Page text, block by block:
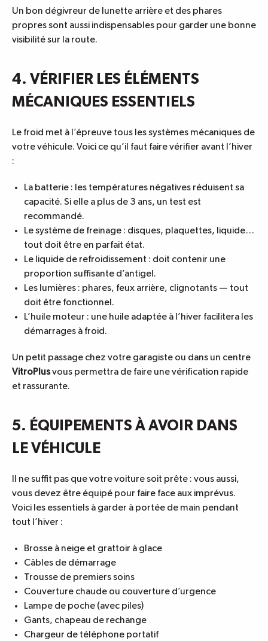
Un bon dégivreur de lunette arrière et des phares
propressont aussi indispensables pour garder une bonne
visibilité sur la route.
4. VÉRIFIER LES ÉLÉMENTS
MÉCANIQUES ESSENTIELS
Le froid met à l’épreuve tous les systèmes mécaniques de
votre véhicule. Voici ce qu’il faut faire vérifier avant l’hiver
:
La batterie : les températures négatives réduisent sa
capacité. Si elle a plus de 3 ans, un test est
recommandé.
Le système de freinage : disques, plaquettes, liquide…
tout doit être en parfait état.
Le liquide de refroidissement : doit contenir une
proportion suffisante d’antigel.
Les lumières : phares, feux arrière, clignotants — tout
doit être fonctionnel.
L’huile moteur : une huile adaptée à l’hiver facilitera les
démarrages à froid.
Un petit passage chez votre garagiste ou dans un centre
VitroPlusvous permettra de faire une vérification rapide
et rassurante.
5. ÉQUIPEMENTS À AVOIR DANS
LE VÉHICULE
Il ne suffit pas que votre voiture soit prête : vous aussi,
vous devez être équipé pour faire face aux imprévus.
Voici les essentiels à garder à portée de main pendant
tout l’hiver :
Brosse à neige et grattoir à glace
Câbles de démarrage
Trousse de premiers soins
Couverture chaude ou couverture d’urgence
Lampe de poche (avec piles)
Gants, chapeau de rechange
Chargeur de téléphone portatif